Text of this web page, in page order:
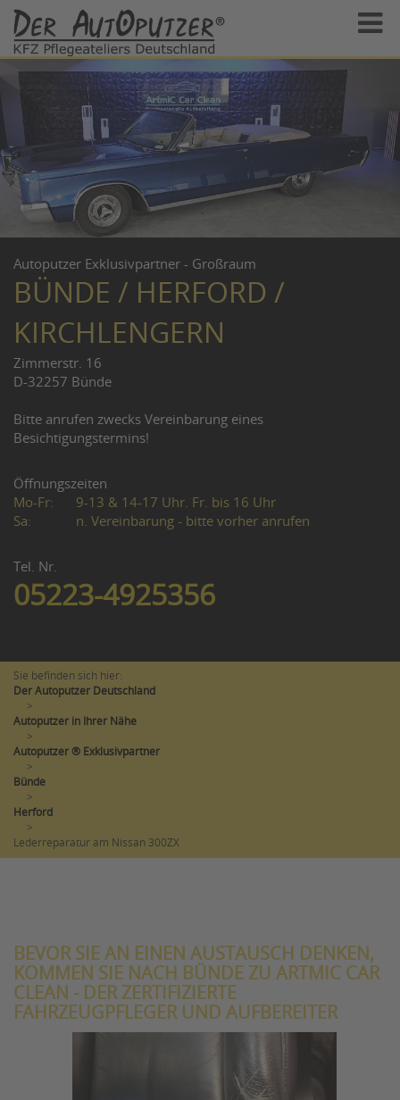
Autoputzer Exklusivpartner - Großraum
BÜNDE / HERFORD /
KIRCHLENGERN
Zimmerstr. 16
D-32257 Bünde
Bitte anrufen zwecks Vereinbarung eines
Besichtigungstermins!
Öffnungszeiten
Mo-Fr:
9-13 & 14-17 Uhr. Fr. bis 16 Uhr
Sa:
n. Vereinbarung - bitte vorher anrufen
Tel. Nr.
05223-4925356
Sie befinden sich hier:
Der Autoputzer Deutschland
>
Autoputzer in Ihrer Nähe
>
Autoputzer ® Exklusivpartner
>
Bünde
>
Herford
>
Lederreparatur am Nissan 300ZX
BEVOR SIE AN EINEN AUSTAUSCH DENKEN,
KOMMEN SIE NACH BÜNDE ZU ARTMIC CAR
CLEAN - DER ZERTIFIZIERTE
FAHRZEUGPFLEGER UND AUFBEREITER